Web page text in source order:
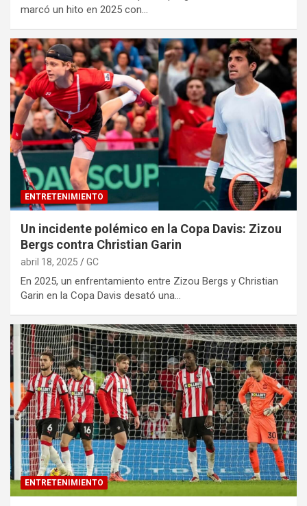
marcó un hito en 2025 con…
ENTRETENIMIENTO
Un incidente polémico en la Copa Davis: Zizou
Bergs contra Christian Garin
abril 18, 2025 GC
En 2025, un enfrentamiento entre Zizou Bergs y Christian
Garin en la Copa Davis desató una…
ENTRETENIMIENTO